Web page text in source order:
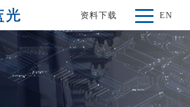
EN
资料下载